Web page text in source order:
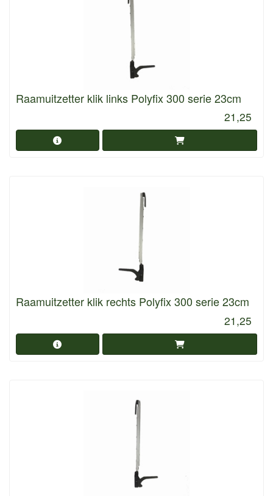
Raamuitzetter klik links Polyfix 300 serie 23cm
21,25
Raamuitzetter klik rechts Polyfix 300 serie 23cm
21,25